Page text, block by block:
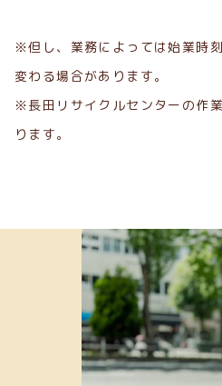
※但し、業務によっては始業時
変わる場合があります。
※長田リサイクルセンターの
ります。